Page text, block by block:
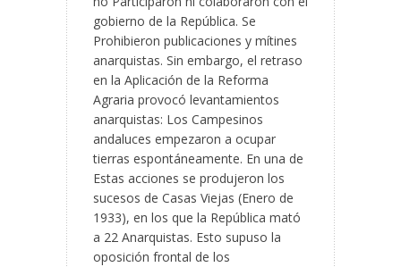
gobierno de la República. Se
Prohibieron publicaciones y mítines
anarquistas. Sin embargo, el retraso
en la Aplicación de la Reforma
Agraria provocó levantamientos
anarquistas: Los Campesinos
andaluces empezaron a ocupar
tierras espontáneamente. En una de
Estas acciones se produjeron los
sucesos de Casas Viejas (Enero de
1933), en los que la República mató
a 22 Anarquistas. Esto supuso la
oposición frontal de los